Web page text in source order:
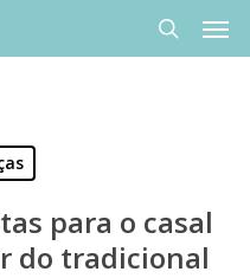
search
para o casal
do tradicional